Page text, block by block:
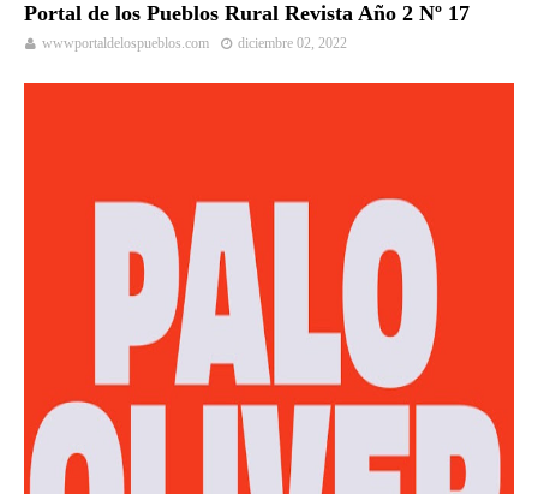
Portal de los Pueblos Rural Revista Año 2 Nº 17
wwwportaldelospueblos.com diciembre 02, 2022